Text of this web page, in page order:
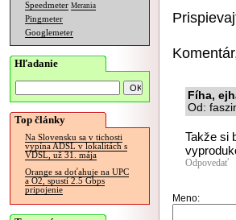
Speedmeter Merania
Pingmeter
Googlemeter
Hľadanie
Top články
Na Slovensku sa v tichosti
vypína ADSL v lokalitách s
VDSL, už 31. mája
Orange sa doťahuje na UPC
a O2, spustí 2.5 Gbps
pripojenie
Fíha,
Od:
Takže si
Odpovedať
Meno: